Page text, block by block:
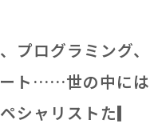
、 プログラ ミ ング、
ー ト ……世の中には
ペシャ リ ス ト たち